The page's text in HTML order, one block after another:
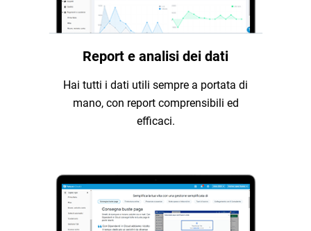
Report e analisi dei dati
Hai tutti i dati utili sempre a portata di
mano, con report comprensibili ed
efficaci.